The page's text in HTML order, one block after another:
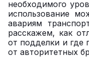
необходимого
использование
авариям
расскажем, как
от подделки и где
от авторитетных